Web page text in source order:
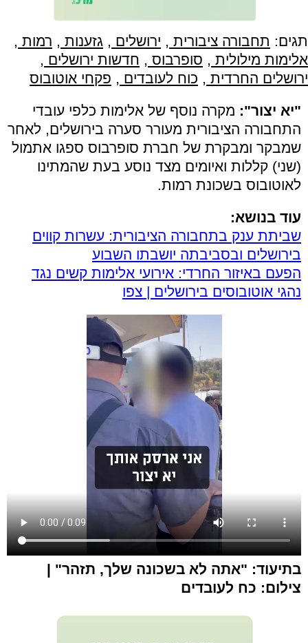
תגים: תחבורה ציבורית , ירושלים , גזענות , רמות ,
אלימות מילולית , סופרבוס , חדשות ירושלים ,
ירושלים החרדית , כוח לעובדים , פקחי אוטובוס
"יא יצור": מקרה נוסף של אלימות כלפי עובדי
התחבורה הציבורית מעורר סערה בירושלים, לאחר
שמבקר ומבקרת של חברת סופרבוס ספגו אתמול
(שני) קללות ואיומים מצד נוסע בעת שהמתינו
לאוטובוס בשכונת רמות.
עוד בנושא:
שביתת ענק בתחבורה הציבורית: עשרות קווים
בירושלים ובסביבתה יושבתו השבוע
הפעם באיזור החרדי: אירועי אלימות קשים נגד
נהגי אוטובוסים בירושלים | צפו
בתיעוד: "אתה לא בשכונה שלך, תזהר" |
צילום: כח לעובדים